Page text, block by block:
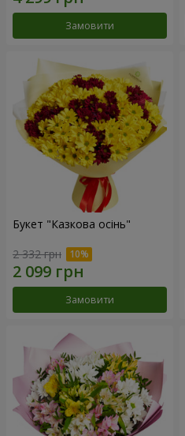
Замовити
Букет "Казкова осінь"
2 332 грн
Замовити